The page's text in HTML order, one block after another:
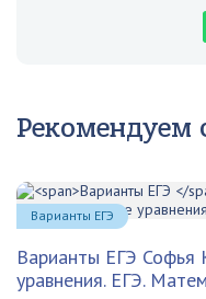
Рекомендуем
Варианты ЕГЭ Софья
уравнения. ЕГЭ.
Варианты ЕГЭ